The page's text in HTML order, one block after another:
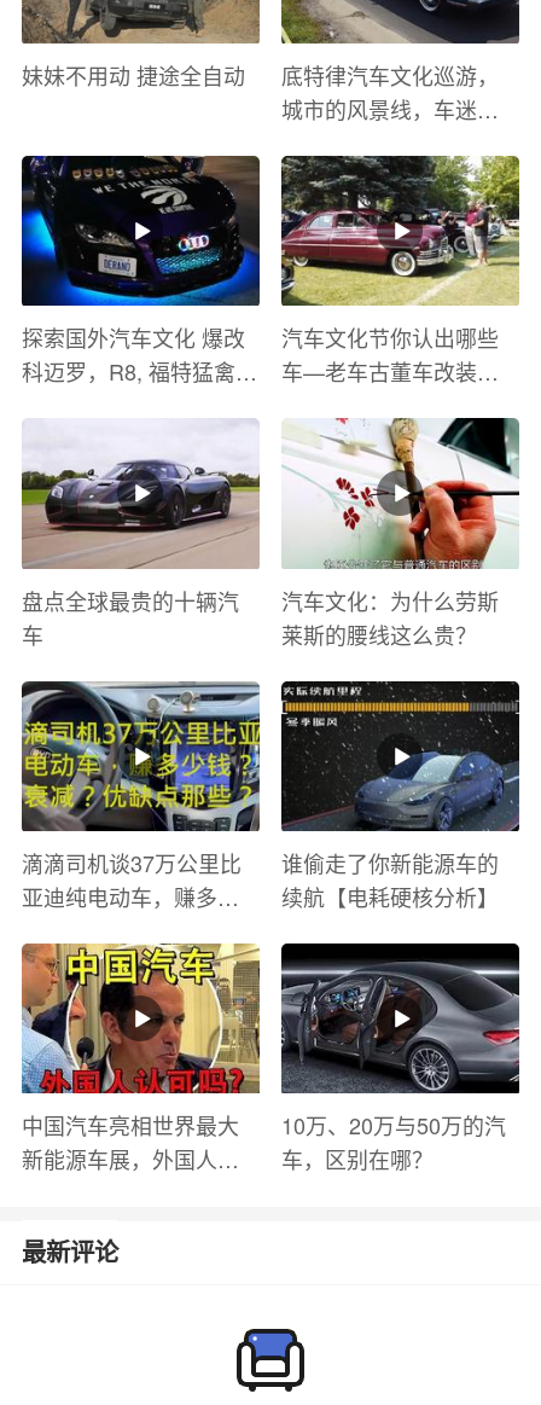
妹妹不用动 捷途全自动
底特律汽车文化巡游，
城市的风景线，车迷的
探索国外汽车文化 爆改
科迈罗，R8, 福特猛禽
汽车文化节你认出哪些
车—老车古董车改装车
盘点全球最贵的十辆汽
车
汽车文化：为什么劳斯
莱斯的腰线这么贵？
滴滴司机谈37万公里比
亚迪纯电动车，赚多少
有哪些？
谁偷走了你新能源车的
续航【电耗硬核分析】
中国汽车亮相世界最大
新能源车展，外国人怎
10万、20万与50万的汽
车，区别在哪？
最新评论